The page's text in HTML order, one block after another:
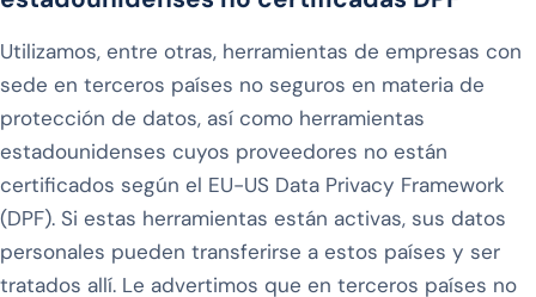
Utilizamos, entre otras, herramientas de empresas con
sede en terceros países no seguros en materia de
protección de datos, así como herramientas
estadounidenses cuyos proveedores no están
certificados según el EU-US Data Privacy Framework
(DPF). Si estas herramientas están activas, sus datos
personales pueden transferirse a estos países y ser
tratados allí. Le advertimos que en terceros países no